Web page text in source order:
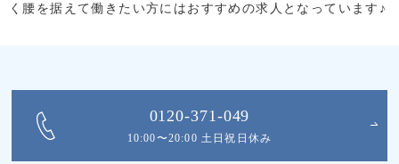
く腰を据えて働きたい方にはおすすめの求人となっています♪
0120-371-049
10:00〜20:00 土日祝日休み